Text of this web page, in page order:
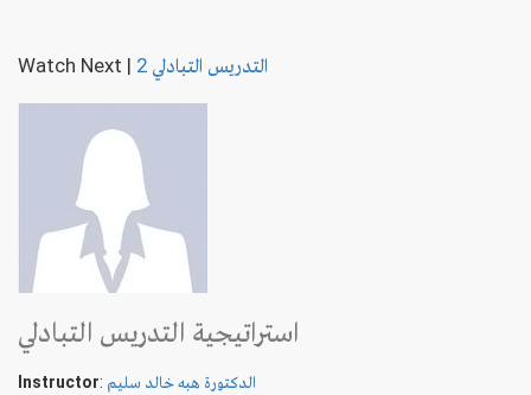
Watch Next | التدريس التبادلي 2
استراتيجية التدريس التبادلي
Instructor: الدكتورة هبه خالد سليم